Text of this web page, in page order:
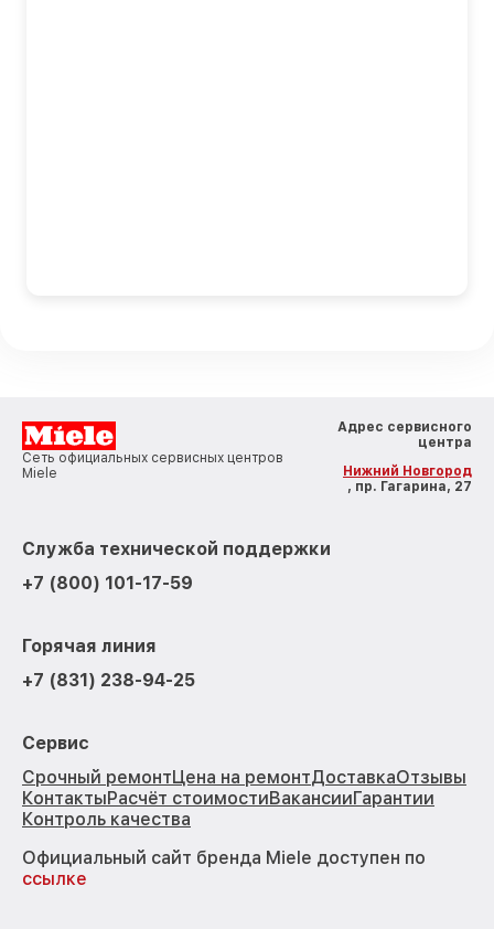
Сеть официальных сервисных центров
Miele
Адрес сервисного
центра
Нижний Новгород
, пр. Гагарина, 27
Служба технической поддержки
+7 (800) 101-17-59
Горячая линия
+7 (831) 238-94-25
Сервис
Срочный ремонтЦена на ремонтДоставкаОтзывы
КонтактыРасчёт стоимостиВакансииГарантии
Контроль качества
Официальный сайт бренда Miele доступен по
ссылке